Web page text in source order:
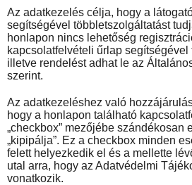
Az adatkezelés célja, hogy a
segítségével többletszolgáltatást
honlapon nincs lehetőség
kapcsolatfelvételi űrlap segítségével
illetve rendelést adhat le az
szerint.
Az adatkezeléshez való
hogy a honlapon található
„checkbox” mezőjébe szándékosan
„kipipálja”. Ez a checkbox minden
felett helyezkedik el és a mellette
utal arra, hogy az Adatvédelmi
vonatkozik.